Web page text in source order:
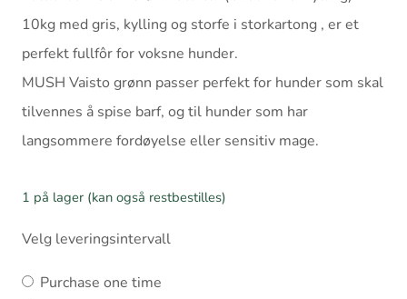
10kg med gris, kylling og storfe i storkartong , er et
perfekt fullfôr for voksne hunder.
MUSH Vaisto grønn passer perfekt for hunder som skal
tilvennes å spise barf, og til hunder som har
langsommere fordøyelse eller sensitiv mage.
1 på lager (kan også restbestilles)
Velg leveringsintervall
Choose
Purchase one time